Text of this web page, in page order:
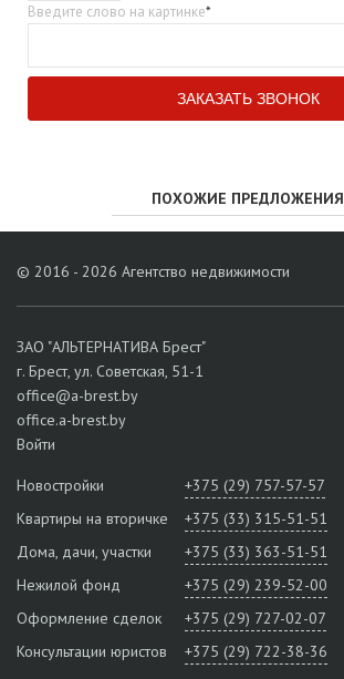
Введите слово на картинке*
ПОХОЖИЕ ПРЕДЛОЖЕНИЯ
© 2016 - 2026 Агентство недвижимости
ЗАО "АЛЬТЕРНАТИВА Брест"
г. Брест, ул. Советская, 51-1
office@a-brest.by
office.a-brest.by
Войти
Новостройки
+375 (29) 757-57-57
Квартиры на вторичке
+375 (33) 315-51-51
Дома, дачи, участки
+375 (33) 363-51-51
Нежилой фонд
+375 (29) 239-52-00
Оформление сделок
+375 (29) 727-02-07
Консультации юристов
+375 (29) 722-38-36